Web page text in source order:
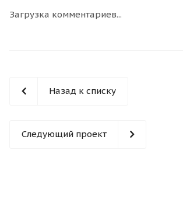
Загрузка комментариев...
Назад к списку
Следующий проект